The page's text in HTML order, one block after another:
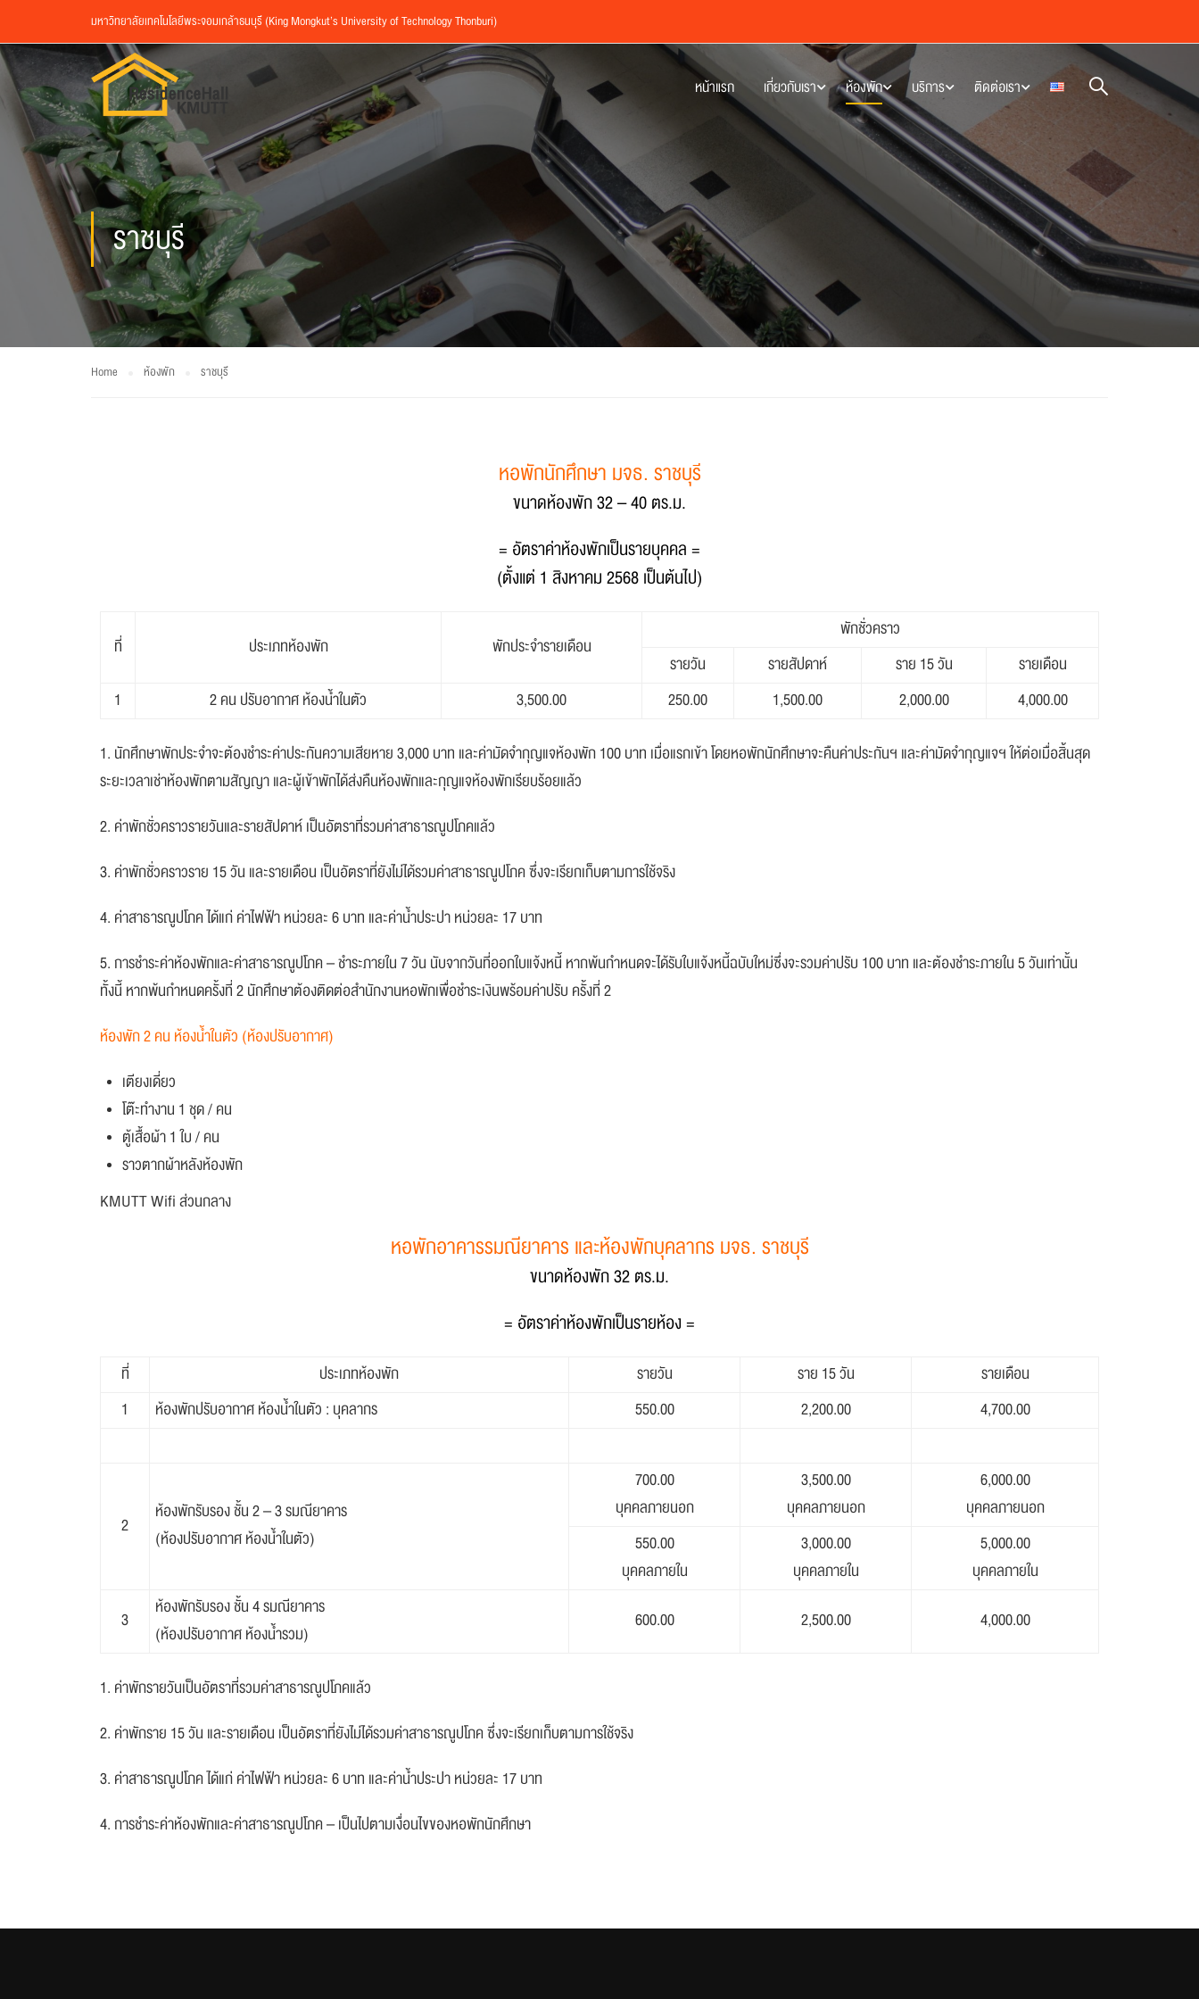
มหาวิทยาลัยเทคโนโลยีพระจอมเกล้าธนบุรี (King Mongkut’s University of Technology Thonburi)
หน้าแรก เกี่ยวกับเรา ห้องพัก บริการ ติดต่อเรา
ราชบุรี
Home ห้องพัก ราชบุรี
หอพักนักศึกษา มจธ. ราชบุรี
ขนาดห้องพัก 32 – 40 ตร.ม.
= อัตราค่าห้องพักเป็นรายบุคคล =
(ตั้งแต่ 1 สิงหาคม 2568 เป็นต้นไป)
ที่ ประเภทห้องพัก พักประจำรายเดือน
พักชั่วคราว
รายวัน
รายสัปดาห์ ราย 15 วัน
รายเดือน
1
2 คน ปรับอากาศ ห้องน้ำในตัว 3,500.00 250.00 1,500.00 2,000.00 4,000.00
1. นักศึกษาพักประจำจะต้องชำระค่าประกันความเสียหาย 3,000 บาท และค่ามัดจำกุญแจห้องพัก 100 บาท เมื่อแรกเข้า โดยหอพักนักศึกษาจะคืนค่าประกันฯ และค่ามัดจำกุญแจฯ ให้ต่อเมื่อสิ้นสุด
ระยะเวลาเช่าห้องพักตามสัญญา และผู้เข้าพักได้ส่งคืนห้องพักและกุญแจห้องพักเรียบร้อยแล้ว
2. ค่าพักชั่วคราวรายวันและรายสัปดาห์ เป็นอัตราที่รวมค่าสาธารณูปโภคแล้ว
3. ค่าพักชั่วคราวราย 15 วัน และรายเดือน เป็นอัตราที่ยังไม่ได้รวมค่าสาธารณูปโภค ซึ่งจะเรียกเก็บตามการใช้จริง
4. ค่าสาธารณูปโภค ได้แก่ ค่าไฟฟ้า หน่วยละ 6 บาท และค่าน้ำประปา หน่วยละ 17 บาท
5. การชำระค่าห้องพักและค่าสาธารณูปโภค – ชำระภายใน 7 วัน นับจากวันที่ออกใบแจ้งหนี้ หากพ้นกำหนดจะได้รับใบแจ้งหนี้ฉบับใหม่ซึ่งจะรวมค่าปรับ 100 บาท และต้องชำระภายใน 5 วันเท่านั้น
ทั้งนี้ หากพ้นกำหนดครั้งที่ 2 นักศึกษาต้องติดต่อสำนักงานหอพักเพื่อชำระเงินพร้อมค่าปรับ ครั้งที่ 2
ห้องพัก 2 คน ห้องน้ำในตัว (ห้องปรับอากาศ)
เตียงเดี่ยว
โต๊ะทำงาน 1 ชุด / คน
ตู้เสื้อผ้า 1 ใบ / คน
ราวตากผ้าหลังห้องพัก
KMUTT Wifi ส่วนกลาง
หอพักอาคารรมณียาคาร และห้องพักบุคลากร มจธ. ราชบุรี
ขนาดห้องพัก 32 ตร.ม.
= อัตราค่าห้องพักเป็นรายห้อง =
ที่ ประเภทห้องพัก รายวัน ราย 15 วัน
รายเดือน
1
ห้องพักปรับอากาศ ห้องน้ำในตัว : บุคลากร 550.00 2,200.00 4,700.00
2
ห้องพักรับรอง ชั้น 2 – 3 รมณียาคาร
(ห้องปรับอากาศ ห้องน้ำในตัว)
700.00
บุคคลภายนอก
3,500.00
บุคคลภายนอก
6,000.00
บุคคลภายนอก
550.00
บุคคลภายใน
3,000.00
บุคคลภายใน
5,000.00
บุคคลภายใน
3
ห้องพักรับรอง ชั้น 4 รมณียาคาร
(ห้องปรับอากาศ ห้องน้ำรวม)
600.00 2,500.00 4,000.00
1. ค่าพักรายวันเป็นอัตราที่รวมค่าสาธารณูปโภคแล้ว
2. ค่าพักราย 15 วัน และรายเดือน เป็นอัตราที่ยังไม่ได้รวมค่าสาธารณูปโภค ซึ่งจะเรียกเก็บตามการใช้จริง
3. ค่าสาธารณูปโภค ได้แก่ ค่าไฟฟ้า หน่วยละ 6 บาท และค่าน้ำประปา หน่วยละ 17 บาท
4. การชำระค่าห้องพักและค่าสาธารณูปโภค – เป็นไปตามเงื่อนไขของหอพักนักศึกษา